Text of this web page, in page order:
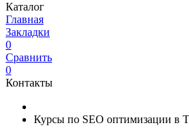
Каталог
Главная
Закладки
0
Сравнить
0
Контакты
Курсы по SEO оптимизации в